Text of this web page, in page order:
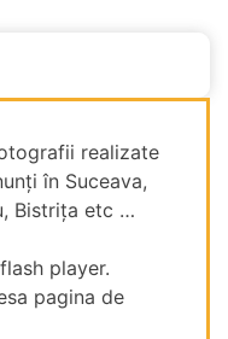
realizate
în Suceava,
Bistrița etc …
player.
pagina de